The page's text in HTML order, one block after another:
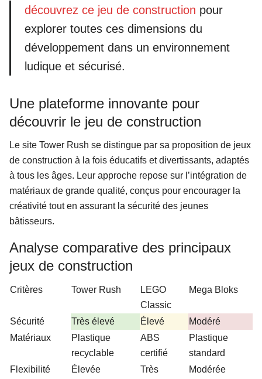
Search
for:
découvrez ce jeu de construction pour
explorer toutes ces dimensions du
développement dans un environnement
ludique et sécurisé.
Une plateforme innovante pour
découvrir le jeu de construction
Le site Tower Rush se distingue par sa proposition de jeux
de construction à la fois éducatifs et divertissants, adaptés
à tous les âges. Leur approche repose sur l’intégration de
matériaux de grande qualité, conçus pour encourager la
créativité tout en assurant la sécurité des jeunes
bâtisseurs.
Analyse comparative des principaux
jeux de construction
Critères Tower Rush
LEGO
Classic
Mega Bloks
Sécurité Très élevé Élevé
Modéré
Matériaux
Plastique
recyclable
ABS
certifié
Plastique
standard
Flexibilité
Élevée
Très
Modérée